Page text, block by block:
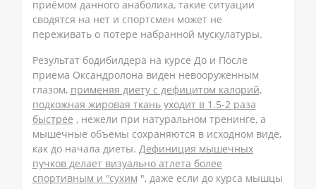
приёмом данного анаболика, такие ситуации
сводятся на нет и спортсмен может не
переживать о потере набранной мускулатуры.
Результат бодибилдера на курсе До и После
приема Оксандролона виден невооруженным
глазом, применяя диету с дефицитом калорий,
подкожная жировая ткань уходит в 1.5-2 раза
быстрее , нежели при натуральном тренинге, а
мышечные объемы сохраняются в исходном виде,
как до начала диеты. Дефиниция мышечных
пучков делает визуально атлета более
спортивным и "сухим ", даже если до курса мышцы